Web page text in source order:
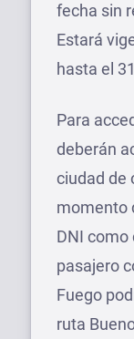
fecha sin
Estará
hasta el
Para
deberán
ciudad de
momento
DNI como
pasajero
Fuego
ruta